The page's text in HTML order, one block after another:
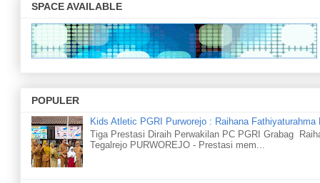
Audiensi dengan Gubernur DIY, Bulog Laporkan Capaian
Bupati Nunukan Buka MTQ ke-21 di Sebatik Barat
UU PPRT Kado Peringatan Hari Buruh se-Dunia 1 Mei 2026
Inilah Press Release Pengungkapan Kasus Narkotika di
Presiden Terima Laporan Pembangunan 300 Jembatan dan
Presiden Tinjau Gudang Bulog Danurejo di Kabupaten
SPACE AVAILABLE
POPULER
Kids Atletic PGRI Purworejo : Raihana Fathiyaturahma
Tiga Prestasi Diraih Perwakilan PC PGRI Grabag
Tegalrejo PURWOREJO - Prestasi mem...